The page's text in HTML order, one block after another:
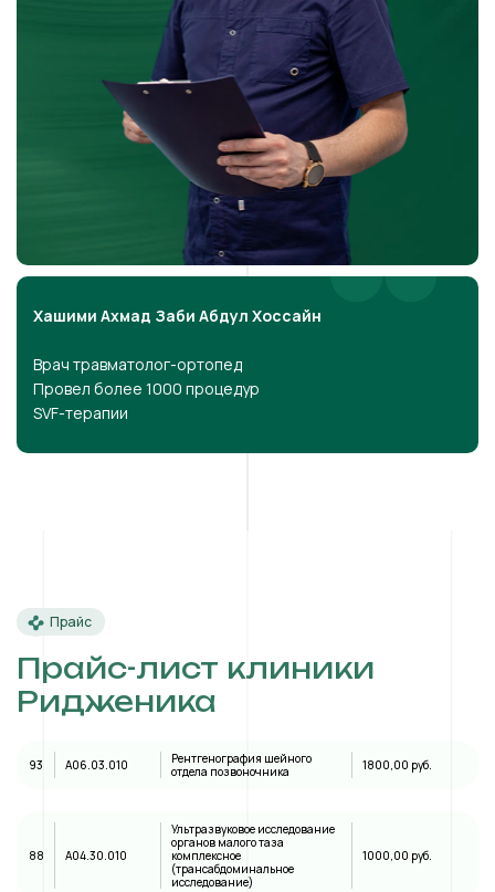
Хашими Ахмад Заби Абдул Хоссайн
Врач травматолог-ортопед
Провел более 1000 процедур
SVF-терапии
Прайс
Прайс-лист клиники
Ридженика
93 A06.03.010
Рентгенография шейного
отдела позвоночника
1800,00 руб.
88 А04.30.010
Ультразвуковое исследование
органов малого таза
комплексное
(трансабдоминальное
исследование)
1000,00 руб.